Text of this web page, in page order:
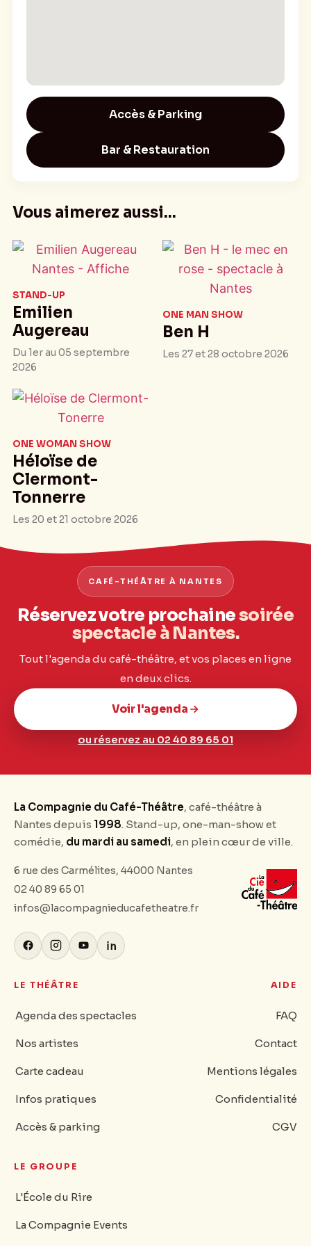
Accès & Parking
Bar & Restauration
Vous aimerez aussi...
STAND-UP
Emilien
Augereau
Du 1er au 05 septembre
2026
ONE MAN SHOW
Ben H
Les 27 et 28 octobre 2026
ONE WOMAN SHOW
Héloïse de
Clermont-
Tonnerre
Les 20 et 21 octobre 2026
CAFÉ-THÉÂTRE À NANTES
Réservez votre prochainesoirée
spectacle à Nantes.
Tout l'agenda du café-théâtre, et vos places en ligne
en deux clics.
Voir l'agenda
ou réservez au 02 40 89 65 01
La Compagnie du Café-Théâtre, café-théâtre à
Nantes depuis 1998. Stand-up, one-man-show et
comédie, du mardi au samedi, en plein cœur de ville.
6 rue des Carmélites, 44000 Nantes
02 40 89 65 01
infos@lacompagnieducafetheatre.fr
LE THÉÂTRE
Agenda des spectacles
Nos artistes
Carte cadeau
Infos pratiques
Accès & parking
AIDE
FAQ
Contact
Mentions légales
Confidentialité
CGV
LE GROUPE
L'École du Rire
La Compagnie Events